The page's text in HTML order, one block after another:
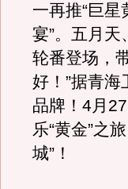
一再推“巨
宴”。五月
轮番登场，
好！”据青海
品牌！4月
乐“黄金”之
城”！